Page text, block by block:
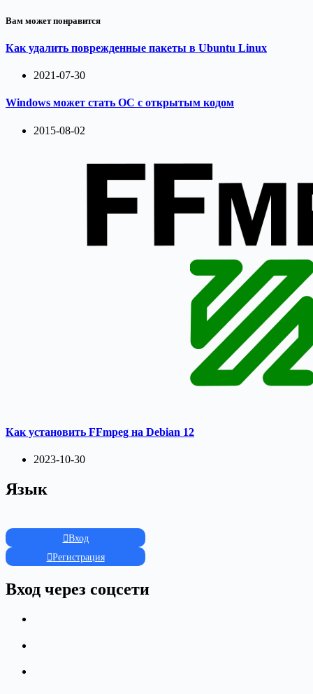
Вам может понравится
Как удалить поврежденные пакеты в Ubuntu Linux
2021-07-30
Windows может стать ОС с открытым кодом
2015-08-02
Как установить FFmpeg на Debian 12
2023-10-30
Язык
Вход
Регистрация
Вход через соцсети